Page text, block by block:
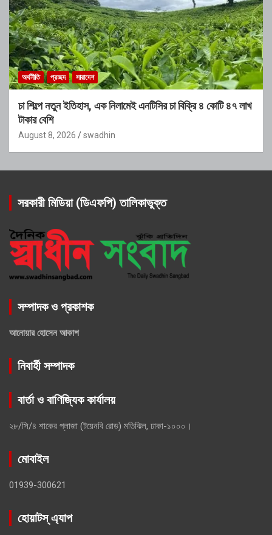
অর্থনীতি প্রচ্ছদ সারাদেশ
চা শিল্পে নতুন ইতিহাস, এক নিলামেই এনটিসির চা বিক্রি ৪ কোটি ৪৭ লাখ
টাকার বেশি
August 8, 2026 swadhin
সরকারী মিডিয়া (ডিএফপি) তালিকাভুক্ত
সম্পাদক ও প্রকাশক
আনোয়ার হোসেন আকাশ
নিবার্হী সম্পাদক
বার্তা ও বাণিজ্যিক কার্যালয়
২৮/সি/৪ শাকের প্লাজা (টয়েনবি রোড) মতিঝিল, ঢাকা-১০০০।
মোবাইল
01939-300621
হোয়াটস্ এ্যাপ